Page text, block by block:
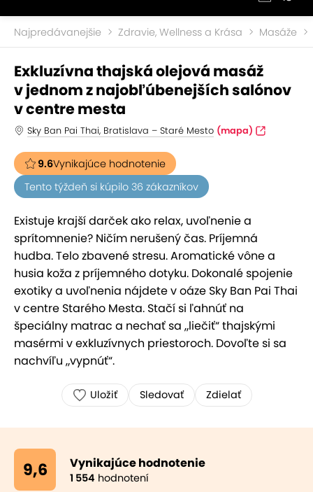
Najpredávanejšie Zdravie, Wellness a Krása Masáže
Exkluzívna thajská olejová masáž
v jednom z najobľúbenejších salónov
v centre mesta
Sky Ban Pai Thai, Bratislava – Staré Mesto (mapa)
9.6Vynikajúce hodnotenie
Tento týždeň si kúpilo 36 zákazníkov
Existuje krajší darček ako relax, uvoľnenie a
sprítomnenie? Ničím nerušený čas. Príjemná
hudba. Telo zbavené stresu. Aromatické vône a
husia koža z príjemného dotyku. Dokonalé spojenie
exotiky a uvoľnenia nájdete v oáze Sky Ban Pai Thai
v centre Starého Mesta. Stačí si ľahnúť na
špeciálny matrac a nechať sa „liečiť“ thajskými
masérmi v exkluzívnych priestoroch. Dovoľte si sa
nachvíľu „vypnúť“.
Uložiť Sledovať Zdielať
9,6 Vynikajúce hodnotenie
1 554 hodnotení